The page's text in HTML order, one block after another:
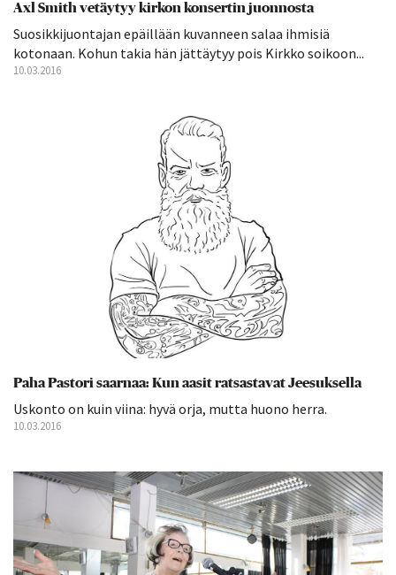
Axl Smith vetäytyy kirkon konsertin juonnosta
Suosikkijuontajan epäillään kuvanneen salaa ihmisiä
kotonaan. Kohun takia hän jättäytyy pois Kirkko soikoon...
10.03.2016
Paha Pastori saarnaa: Kun aasit ratsastavat Jeesuksella
Uskonto on kuin viina: hyvä orja, mutta huono herra.
10.03.2016